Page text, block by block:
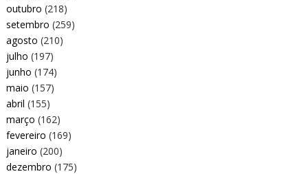
outubro (218)
setembro (259)
agosto (210)
julho (197)
junho (174)
maio (157)
abril (155)
março (162)
fevereiro (169)
janeiro (200)
dezembro (175)